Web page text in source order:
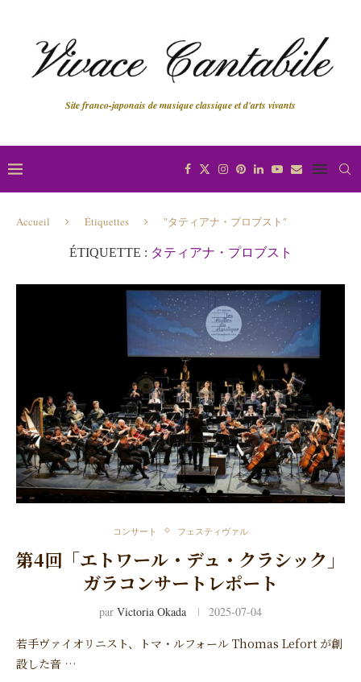
Site franco-japonais de musique classique et d'arts vivants
Accueil Étiquettes "タティアナ・プロブスト"
ÉTIQUETTE : タティアナ・プロブスト
コンサート フェスティヴァル
第4回「エトワール・デュ・クラシック」
ガラコンサートレポート
par Victoria Okada 2025-07-04
若手ヴァイオリニスト、トマ・ルフォール Thomas Lefort が創
設した音 …